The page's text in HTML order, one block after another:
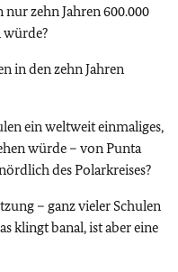
nur zehn Jahren 600.000
würde?
in den zehn Jahren
ein weltweit einmaliges,
würde – von Punta
des Polarkreises?
– ganz vieler Schulen
klingt banal, ist aber eine